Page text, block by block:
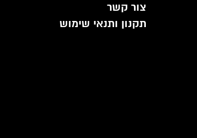
צור קשר
תקנון ותנאי שימוש